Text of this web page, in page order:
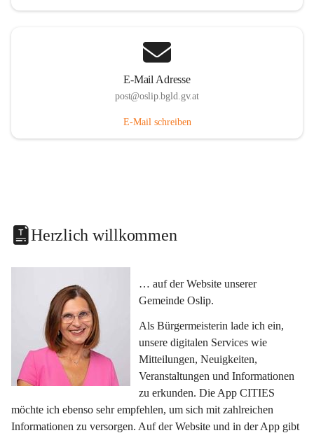
E-Mail Adresse
post@oslip.bgld.gv.at
E-Mail schreiben
Herzlich willkommen
… auf der Website unserer
Gemeinde Oslip.
Als Bürgermeisterin lade ich ein,
unsere digitalen Services wie
Mitteilungen, Neuigkeiten,
Veranstaltungen und Informationen
zu erkunden. Die App CITIES
möchte ich ebenso sehr empfehlen, um sich mit zahlreichen
Informationen zu versorgen. Auf der Website und in der App gibt